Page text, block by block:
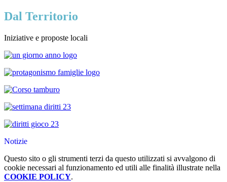
Dal Territorio
Iniziative e proposte locali
Notizie
Questo sito o gli strumenti terzi da questo utilizzati si avvalgono di
cookie necessari al funzionamento ed utili alle finalità illustrate nella
COOKIE POLICY.